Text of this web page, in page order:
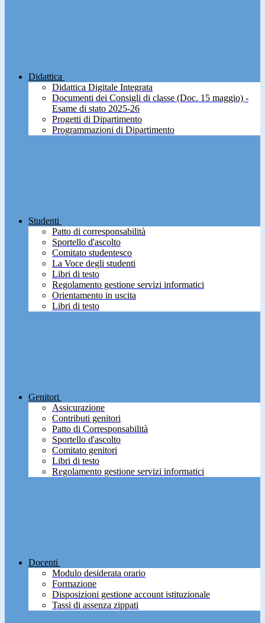
Didattica
Didattica Digitale Integrata
Documenti dei Consigli di classe (Doc. 15 maggio) -
Esame di stato 2025-26
Progetti di Dipartimento
Programmazioni di Dipartimento
Studenti
Patto di corresponsabilità
Sportello d'ascolto
Comitato studentesco
La Voce degli studenti
Libri di testo
Regolamento gestione servizi informatici
Orientamento in uscita
Libri di testo
Genitori
Assicurazione
Contributi genitori
Patto di Corresponsabilità
Sportello d'ascolto
Comitato genitori
Libri di testo
Regolamento gestione servizi informatici
Docenti
Modulo desiderata orario
Formazione
Disposizioni gestione account istituzionale
Tassi di assenza zippati